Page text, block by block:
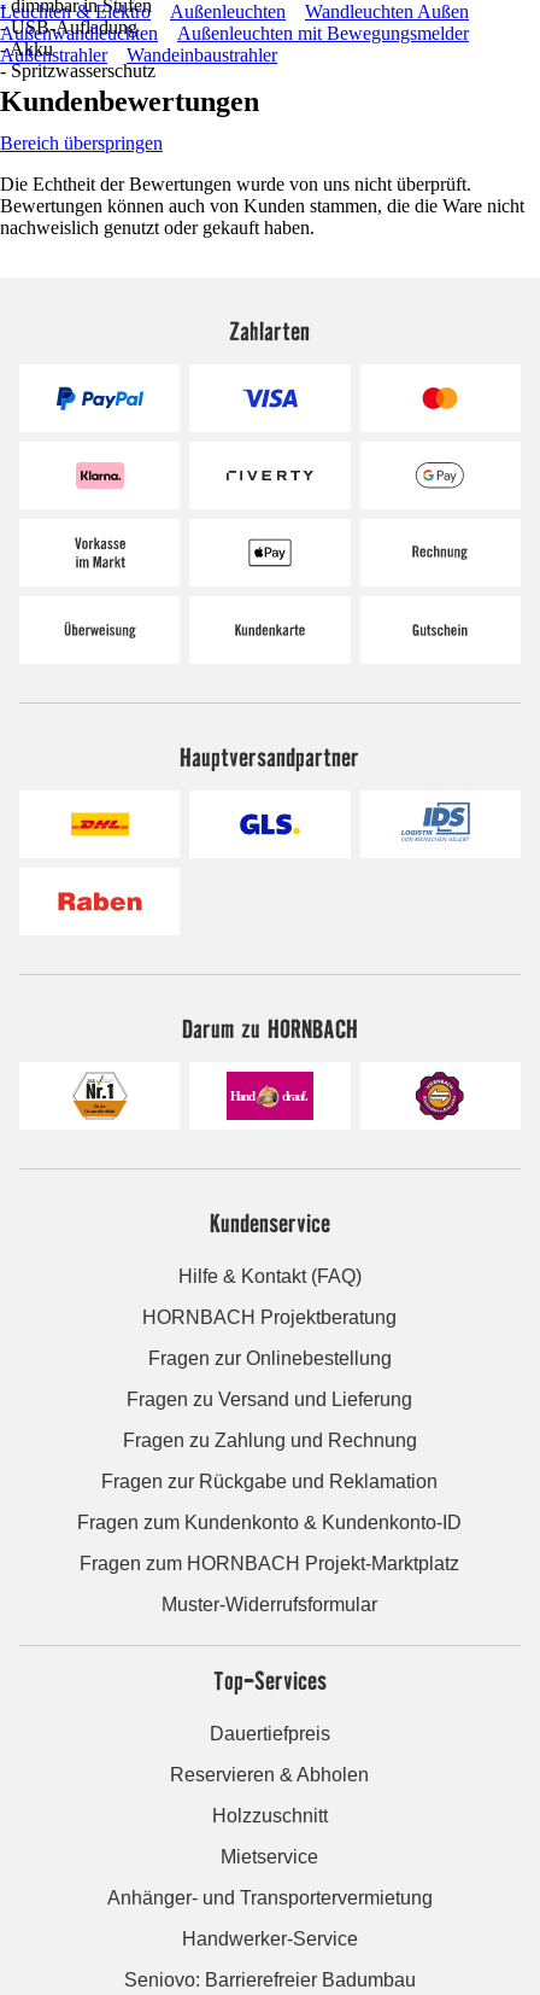
- dimmbar in Stufen
- USB-Aufladung
- Akku
- Spritzwasserschutz
Leuchten & Elektro Außenleuchten
Wandleuchten Außen
Außenwandleuchten
Außenleuchten mit Bewegungsmelder
Außenstrahler
Wandeinbaustrahler
Kundenbewertungen
Bereich überspringen
Die Echtheit der Bewertungen wurde von uns nicht überprüft.
Bewertungen können auch von Kunden stammen, die die Ware nicht
nachweislich genutzt oder gekauft haben.
Zahlarten
Hauptversandpartner
Darum zu HORNBACH
Kundenservice
Hilfe & Kontakt (FAQ)
HORNBACH Projektberatung
Fragen zur Onlinebestellung
Fragen zu Versand und Lieferung
Fragen zu Zahlung und Rechnung
Fragen zur Rückgabe und Reklamation
Fragen zum Kundenkonto & Kundenkonto-ID
Fragen zum HORNBACH Projekt-Marktplatz
Muster-Widerrufsformular
Top-Services
Dauertiefpreis
Reservieren & Abholen
Holzzuschnitt
Mietservice
Anhänger- und Transportervermietung
Handwerker-Service
Seniovo: Barrierefreier Badumbau